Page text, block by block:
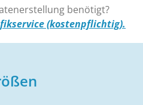
benötigt?
(kostenpflichtig).